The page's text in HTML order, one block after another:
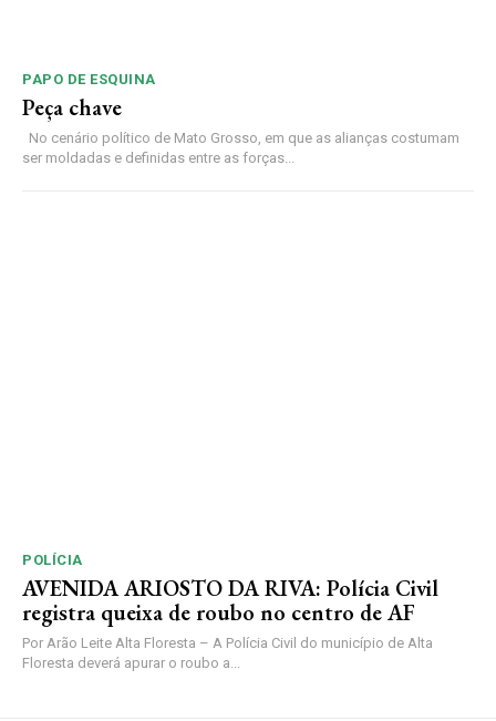
PAPO DE ESQUINA
Peça chave
No cenário político de Mato Grosso, em que as alianças costumam
ser moldadas e definidas entre as forças...
POLÍCIA
AVENIDA ARIOSTO DA RIVA: Polícia Civil
registra queixa de roubo no centro de AF
Por Arão Leite Alta Floresta – A Polícia Civil do município de Alta
Floresta deverá apurar o roubo a...